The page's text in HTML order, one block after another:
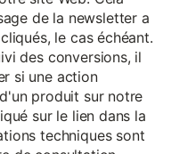
de la newsletter a
le cas échéant.
des conversions, il
si une action
produit sur notre
sur le lien dans la
techniques sont